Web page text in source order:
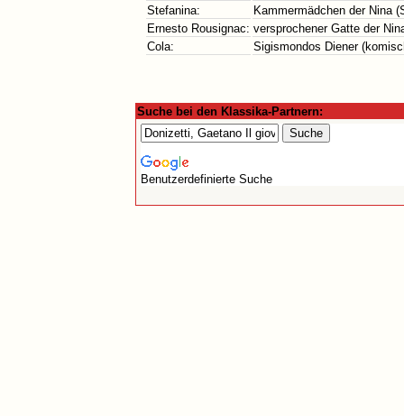
Stefanina:
Kammermädchen der Nina
Ernesto Rousignac: versprochener Gatte der
Cola:
Sigismondos Diener
Suche bei den Klassika-Partnern:
Benutzerdefinierte Suche